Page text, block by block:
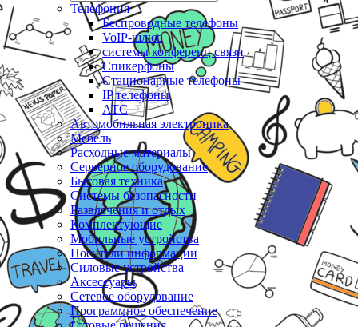
Телефония
Беспроводные телефоны
VoIP-шлюз
системы конференц связи
Спикерфоны
Стационарные телефоны
IP телефоны
АТС
Автомобильная электроника
Мебель
Расходные материалы
Серверное оборудование
Бытовая техника
Системы безопасности
Развлечения и отдых
Комплектующие
Мобильные устройства
Носители информации
Силовые устройства
Аксессуары
Сетевое оборудование
Программное обеспечение